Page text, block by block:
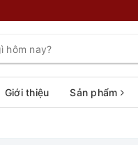
Giới thiệu Sản phẩm